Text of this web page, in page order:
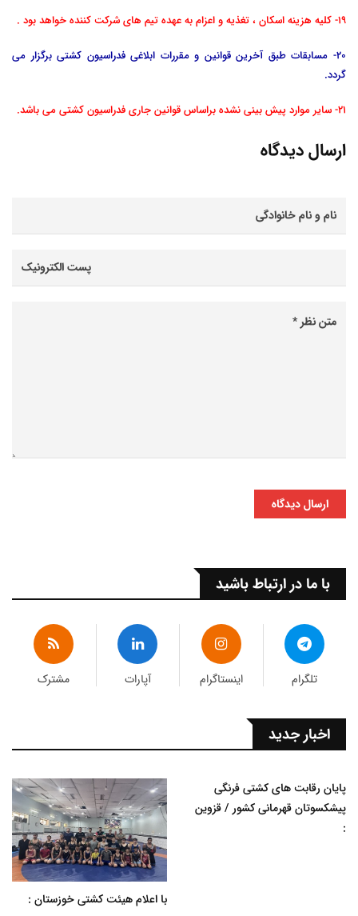
19- کلیه هزینه اسکان ، تغذیه و اعزام به عهده تیم های شرکت کننده خواهد بود .
20- مسابقات طبق آخرین قوانین و مقررات ابلاغی فدراسیون کشتی برگزار می
گردد.
21- سایر موارد پیش بینی نشده براساس قوانین جاری فدراسیون کشتی می باشد.
ارسال دیدگاه
ارسال دیدگاه
با ما در ارتباط باشید
تلگرام اینستاگرام آپارات مشترک
اخبار جدید
پایان رقابت های کشتی فرنگی
پیشکسوتان قهرمانی کشور / قزوین
:
با اعلام هیئت کشتی خوزستان :